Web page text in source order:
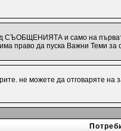
СЪОБЩЕНИЯТА и само на
право да пуска Важни Теми за
не можете да отговаряте